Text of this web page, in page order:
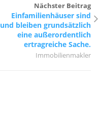
Nächster Beitrag
Einfamilienhäuser sind
und bleiben grundsätzlich
eine außerordentlich
ertragreiche Sache.
Immobilienmakler